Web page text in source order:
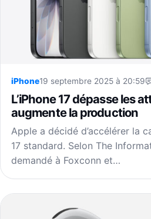
iPhone19 septembre 2025 à 20:59
L’iPhone 17 dépasse les
augmente la production
Apple a décidé d’accélérer la
17 standard. Selon The
demandé à Foxconn et…